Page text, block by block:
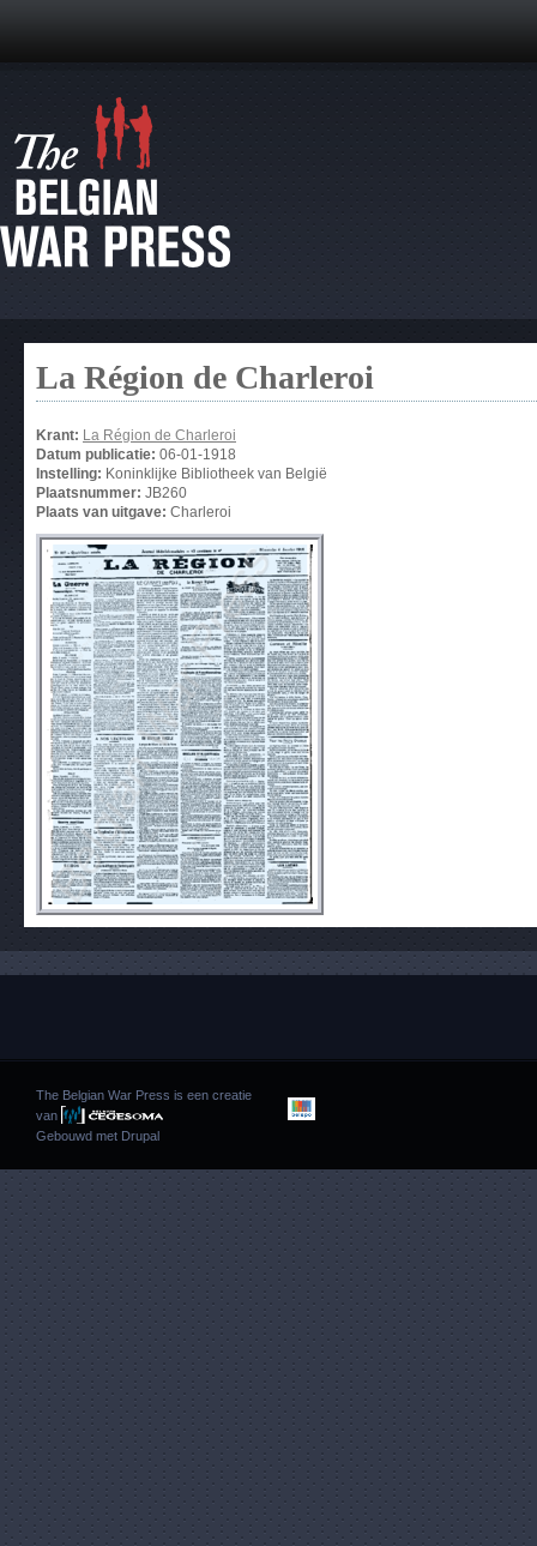
La Région de Charleroi
Krant: La Région de Charleroi
Datum publicatie: 06-01-1918
Instelling: Koninklijke Bibliotheek van België
Plaatsnummer: JB260
Plaats van uitgave: Charleroi
The Belgian War Press is een creatie
van
Gebouwd met Drupal